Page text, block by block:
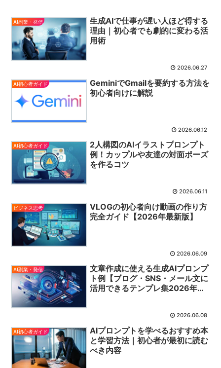
AI副業・発信
生成AIで仕事が遅い人ほど得する
理由｜初心者でも劇的に変わる活
用術
2026.06.27
AI初心者ガイド
GeminiでGmailを要約する方法を
初心者向けに解説
2026.06.12
AI初心者ガイド
2人構図のAIイラストプロンプト
例！カップルや友達の対面ポーズ
を作るコツ
2026.06.11
ビジネス思考
VLOGの初心者向け動画の作り方
完全ガイド【2026年最新版】
2026.06.09
AI副業・発信
文章作成に使える生成AIプロンプ
ト例【ブログ・SNS・メール文に
活用できるテンプレ集2026年
2026.06.08
AI初心者ガイド
AIプロンプトを学べるおすすめ本
と学習方法｜初心者が最初に読む
べき内容